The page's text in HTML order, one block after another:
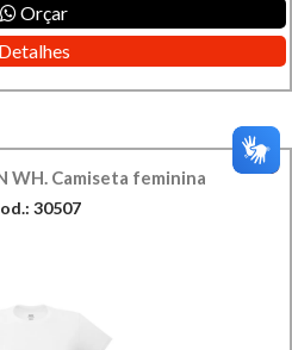
Orçar
Detalhes
WH. Camiseta feminina
30507